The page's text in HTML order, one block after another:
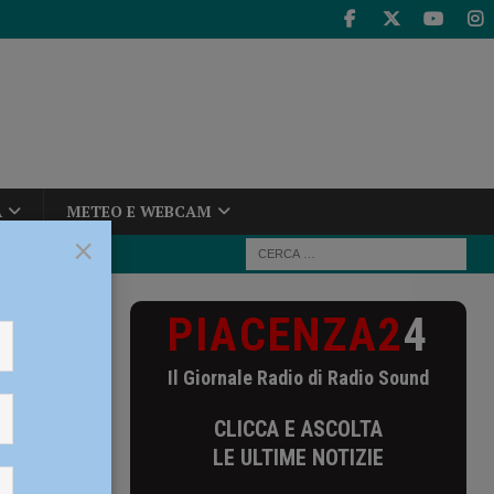
METEO E WEBCAM
di fango e
di
PIACENZA24
Il Giornale Radio di Radio Sound
CLICCA E ASCOLTA
LE ULTIME NOTIZIE
×